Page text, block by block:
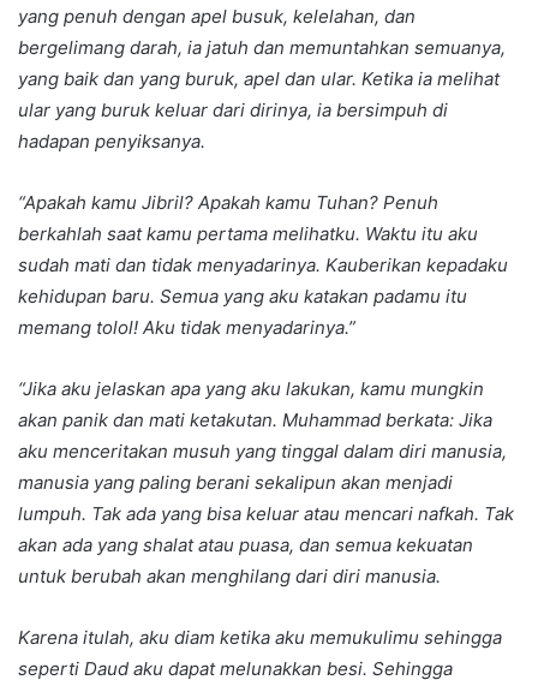
yang penuh dengan apel busuk, kelelahan, dan
bergelimang darah, ia jatuh dan memuntahkan semuanya,
yang baik dan yang buruk, apel dan ular. Ketika ia melihat
ular yang buruk keluar dari dirinya, ia bersimpuh di
hadapan penyiksanya.
“Apakah kamu Jibril? Apakah kamu Tuhan? Penuh
berkahlah saat kamu pertama melihatku. Waktu itu aku
sudah mati dan tidak menyadarinya. Kauberikan kepadaku
kehidupan baru. Semua yang aku katakan padamu itu
memang tolol! Aku tidak menyadarinya.”
“Jika aku jelaskan apa yang aku lakukan, kamu mungkin
akan panik dan mati ketakutan. Muhammad berkata: Jika
aku menceritakan musuh yang tinggal dalam diri manusia,
manusia yang paling berani sekalipun akan menjadi
lumpuh. Tak ada yang bisa keluar atau mencari nafkah. Tak
akan ada yang shalat atau puasa, dan semua kekuatan
untuk berubah akan menghilang dari diri manusia.
Karena itulah, aku diam ketika aku memukulimu sehingga
seperti Daud aku dapat melunakkan besi. Sehingga